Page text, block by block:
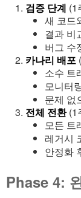
검증 단계 (1
새 코드
결과 비
버그 수
카나리 배포
소수 트
모니터
문제 없
전체 전환(1
모든 트
레거시
안정화
Phase 4: